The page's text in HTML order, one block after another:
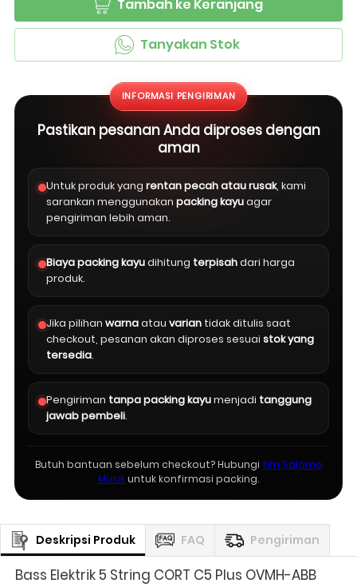
` Tambah ke Keranjang
` Tanyakan Stok
INFORMASI PENGIRIMAN
Pastikan pesanan Anda diproses dengan
aman
Untuk produk yang rentan pecah atau rusak, kami
sarankan menggunakan packing kayuagar
pengiriman lebih aman.
Biaya packing kayudihitung terpisahdari harga
produk.
Jika pilihan warnaatau varian tidak ditulis saat
checkout, pesanan akan diproses sesuai stok yang
tersedia.
Pengiriman tanpa packing kayumenjadi tanggung
jawab pembeli.
Butuh bantuan sebelum checkout? Hubungi tim Salomo
Musikuntuk konfirmasi packing.
Deskripsi Produk FAQ Pengiriman
Bass Elektrik 5 String CORT C5 Plus OVMH-ABB